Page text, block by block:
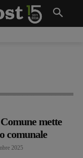
mette
comunale
2025